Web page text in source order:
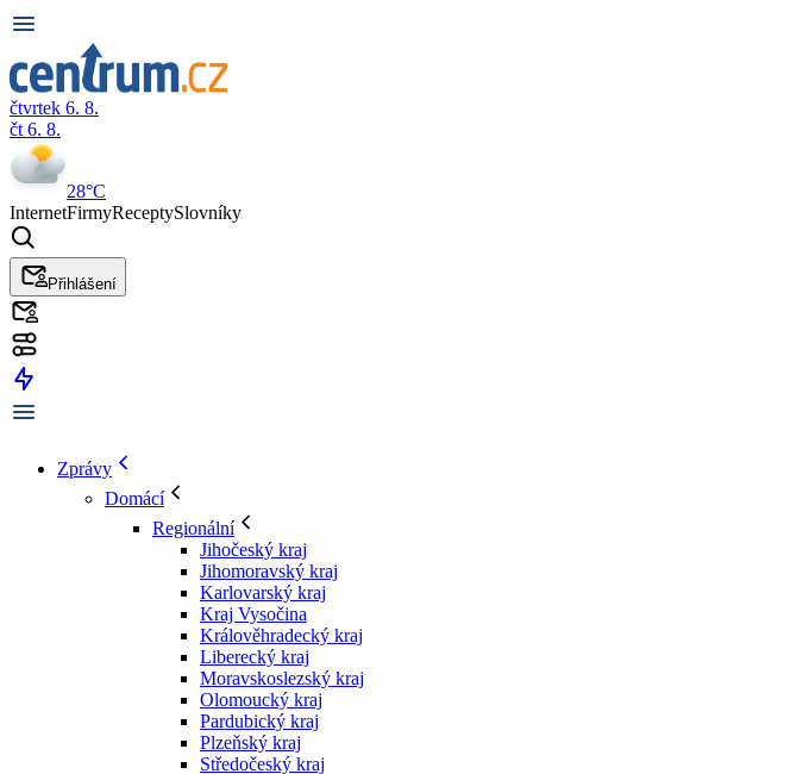
čtvrtek 6. 8.
čt 6. 8.
28°C
InternetFirmyReceptySlovníky
Přihlášení
Zprávy
Domácí
Regionální
Jihočeský kraj
Jihomoravský kraj
Karlovarský kraj
Kraj Vysočina
Králověhradecký kraj
Liberecký kraj
Moravskoslezský kraj
Olomoucký kraj
Pardubický kraj
Plzeňský kraj
Středočeský kraj